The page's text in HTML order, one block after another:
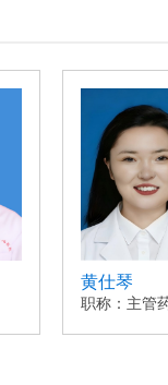
黄仕琴
职称：主管药